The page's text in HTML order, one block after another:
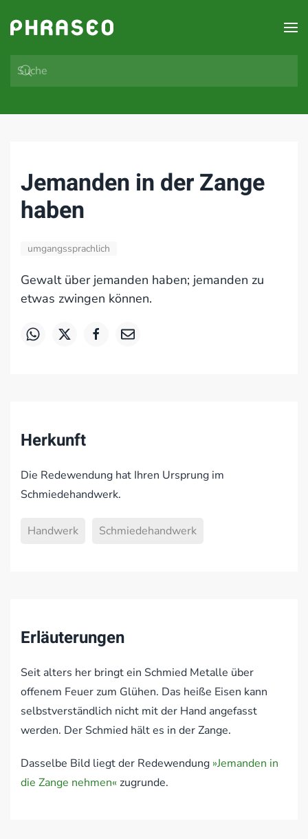
Zum Hauptinhalt springen
Jemanden in der Zange
haben
umgangssprachlich
Gewalt über jemanden haben; jemanden zu
etwas zwingen können.
Herkunft
Die Redewendung hat Ihren Ursprung im
Schmiedehandwerk.
Handwerk Schmiedehandwerk
Erläuterungen
Seit alters her bringt ein Schmied Metalle über
offenem Feuer zum Glühen. Das heiße Eisen kann
selbstverständlich nicht mit der Hand angefasst
werden. Der Schmied hält es in der Zange.
Dasselbe Bild liegt der Redewendung »Jemanden in
die Zange nehmen«zugrunde.